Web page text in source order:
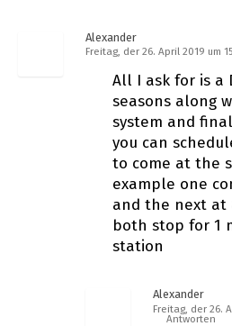
Alexander
Freitag, der 26. April 2019 um
All I ask for is a
seasons along
system and
you can
to come at the
example one
and the next at
both stop for 1
station
Alexander
Freitag, der 26.
Antworten